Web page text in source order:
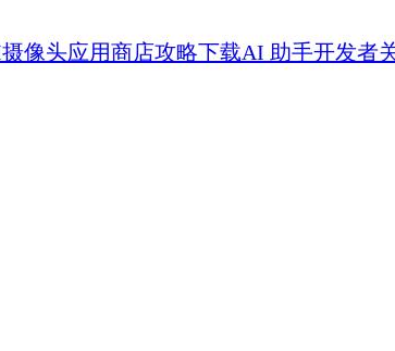
像头应用商店攻略下载AI 助手开发者